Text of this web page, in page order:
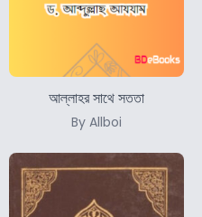
আল্লাহর সাথে সততা
By Allboi